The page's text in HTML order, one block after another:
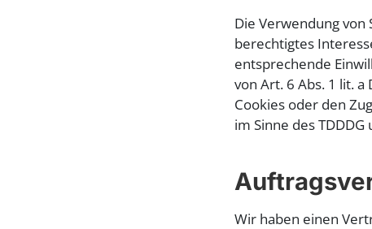
Die Verwendung von
berechtigtes
entsprechende
von Art. 6 Abs. 1 lit. a
Cookies oder den
im Sinne des
Wir haben einen